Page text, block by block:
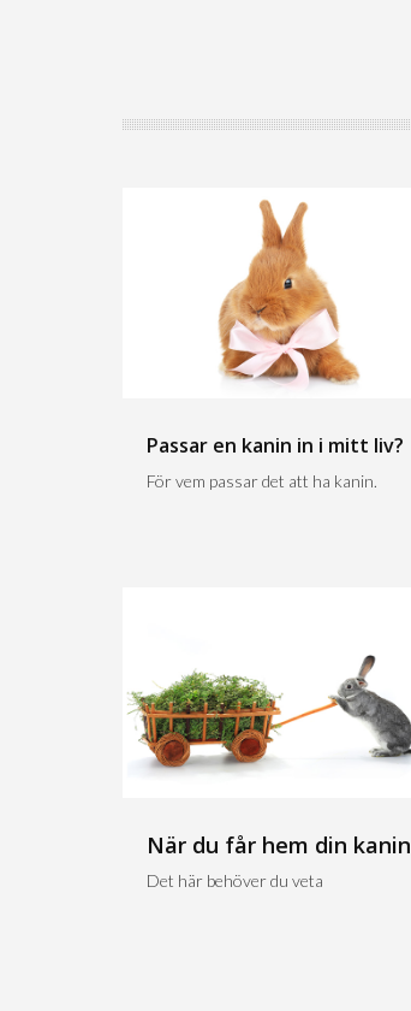
Passar en kanin in i mitt liv?
För vem passar det att ha kanin.
När du får hem din kanin
Det här behöver du veta